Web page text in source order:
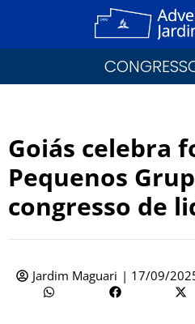
Goiás celebra
Pequenos
congresso de
Jardim Maguari | 17/09/